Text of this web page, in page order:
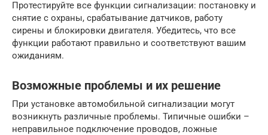
Протестируйте все функции сигнализации: постановку и
снятие с охраны, срабатывание датчиков, работу
сирены и блокировки двигателя. Убедитесь, что все
функции работают правильно и соответствуют вашим
ожиданиям.
Возможные проблемы и их решение
При установке автомобильной сигнализации могут
возникнуть различные проблемы. Типичные ошибки –
неправильное подключение проводов, ложные